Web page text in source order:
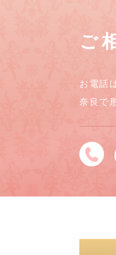
ご
お電話
奈良で